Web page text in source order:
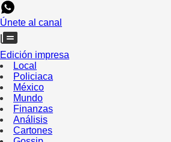
Únete al canal
Edición impresa
Local
Policiaca
México
Mundo
Finanzas
Análisis
Cartones